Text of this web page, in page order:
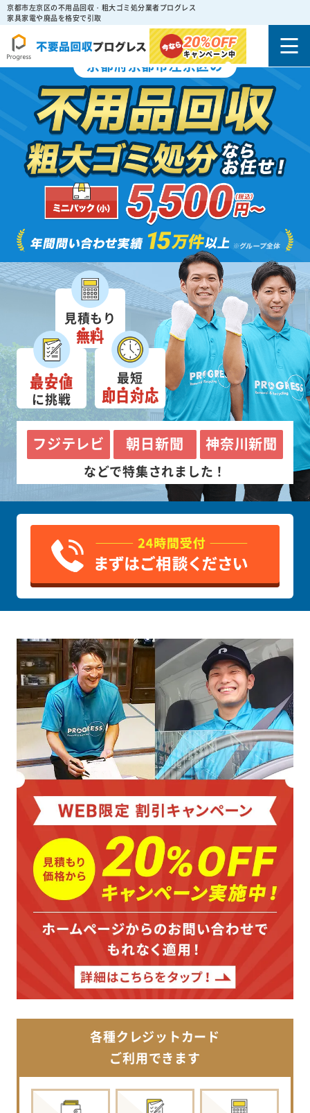
京都市左京区の不用品回収・粗大ゴミ処分業者プログレス
家具家電や廃品を格安で引取
20%OFF
キャンペーン中
京都府京都市左京区の
見積もり
無料
最安値
に挑戦
最短
即日対応
フジテレビ 朝日新聞 神奈川新聞
などで特集されました！
各種クレジットカード
ご利用できます